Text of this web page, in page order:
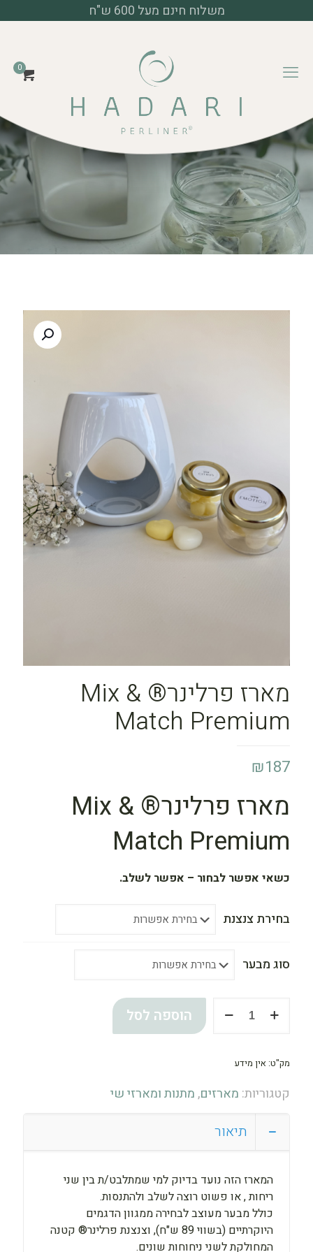
משלוח חינם מעל 600 ש"ח
0
מוצרי פרלינר
מארזים
מארז פרלינר® Mix & Match
Premium
מארז פרלינר® Mix &
Match Premium
₪187
מארז פרלינר® Mix &
Match Premium
כשאי אפשר לבחור – אפשר לשלב.
בחירת צנצנת
סוג מבער
של
פרלינר®
Mix
&
Match
הוספה לסל
מק"ט: אין מידע
קטגוריות: מארזים,מתנות ומארזי שי
תיאור
המארז הזה נועד בדיוק למי שמתלבט/ת בין שני
ריחות , או פשוט רוצה לשלב ולהתנסות.
כולל מבער מעוצב לבחירה ממגוון הדגמים
היוקרתיים (בשווי 89 ש"ח), וצנצנת פרלינר® קטנה
המחולקת לשני ניחוחות שונים.